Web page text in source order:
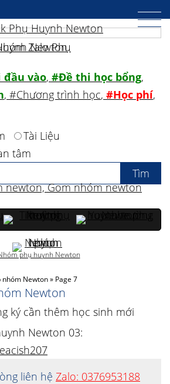
Newton» Page 7
Newton
ký cần thêm học sinh mới
Newton 03:
liên hệ Zalo: 0376953188
vào, #Đề thi học bổng,
, #Chương trình học, #Học phí,
Tài Liệu
tâm
phụ huynh Newton